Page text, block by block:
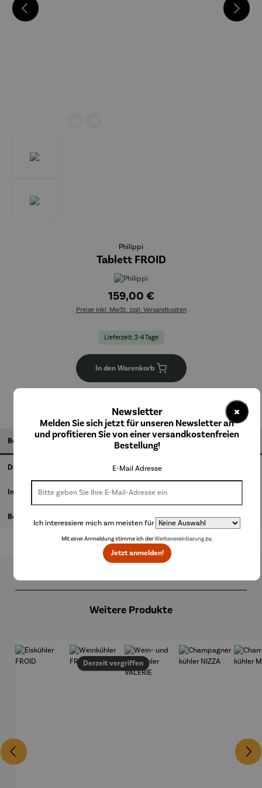
Philippi
Tablett FROID
159,00 €
Preise inkl. MwSt. zzgl. Versandkosten
Lieferzeit: 2-4 Tage
In den Warenkorb
Beschreibung
Details
Informationen zum Hersteller
Bewertungen
Produktgalerie überspringen
Weitere Produkte
Derzeit vergriffen
×
Newsletter
Melden Sie sich jetzt für unseren Newsletter an
und profitieren Sie von einer versandkostenfreien
Bestellung!
E-Mail Adresse
Ich interessiere mich am meisten für
Mit einer Anmeldung stimme ich derWerbevereinbarungzu.
Jetzt anmelden!